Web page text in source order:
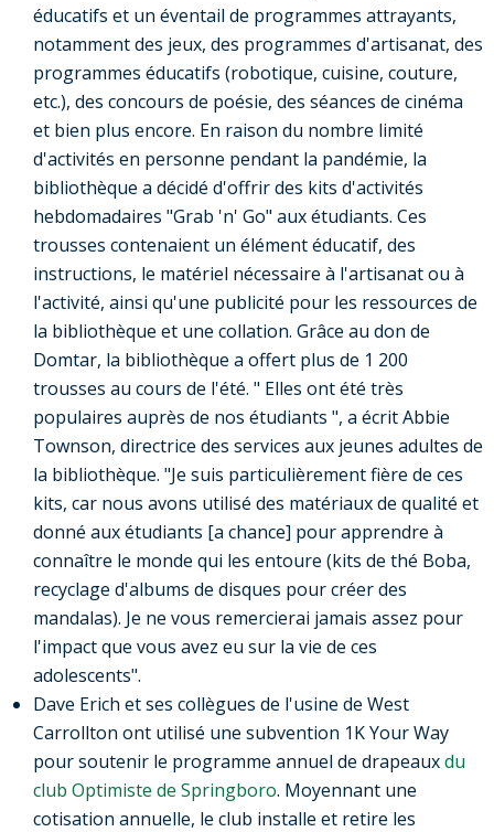
éducatifs et un éventail de programmes attrayants,
notamment des jeux, des programmes d'artisanat, des
programmes éducatifs (robotique, cuisine, couture,
etc.), des concours de poésie, des séances de cinéma
et bien plus encore. En raison du nombre limité
d'activités en personne pendant la pandémie, la
bibliothèque a décidé d'offrir des kits d'activités
hebdomadaires "Grab 'n' Go" aux étudiants. Ces
trousses contenaient un élément éducatif, des
instructions, le matériel nécessaire à l'artisanat ou à
l'activité, ainsi qu'une publicité pour les ressources de
la bibliothèque et une collation. Grâce au don de
Domtar, la bibliothèque a offert plus de 1 200
trousses au cours de l'été. " Elles ont été très
populaires auprès de nos étudiants ", a écrit Abbie
Townson, directrice des services aux jeunes adultes de
la bibliothèque. "Je suis particulièrement fière de ces
kits, car nous avons utilisé des matériaux de qualité et
donné aux étudiants [a chance] pour apprendre à
connaître le monde qui les entoure (kits de thé Boba,
recyclage d'albums de disques pour créer des
mandalas). Je ne vous remercierai jamais assez pour
l'impact que vous avez eu sur la vie de ces
adolescents".
Dave Erich et ses collègues de l'usine de West
Carrollton ont utilisé une subvention 1K Your Way
pour soutenir le programme annuel de drapeauxdu
club Optimiste de Springboro. Moyennant une
cotisation annuelle, le club installe et retire les